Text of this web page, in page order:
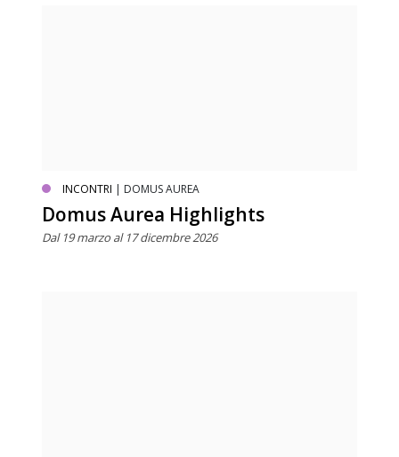
INCONTRI | DOMUS AUREA
Domus Aurea Highlights
Dal 19 marzo al 17 dicembre 2026